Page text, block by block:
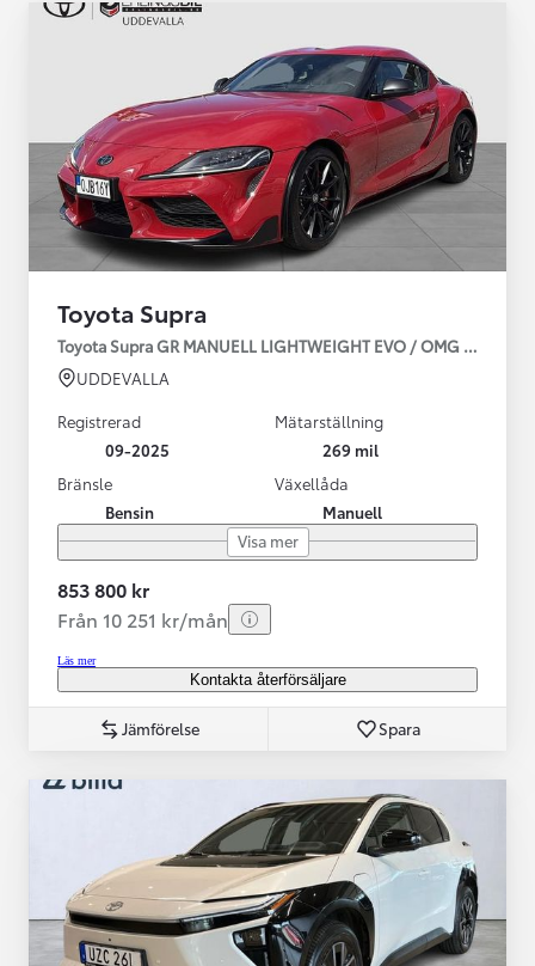
Toyota Supra
Toyota Supra GR MANUELL LIGHTWEIGHT EVO / OMG LEV!
UDDEVALLA
Registrerad
09-2025
Mätarställning
269 mil
Bränsle
Bensin
Växellåda
Manuell
Visa mer
853 800 kr
Från 10 251 kr/mån
Läs mer
Kontakta återförsäljare
Jämförelse Spara